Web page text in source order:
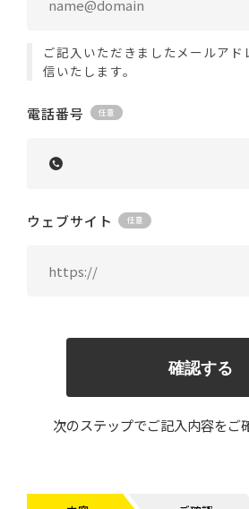
ご記入いただきましたメールアド
信いたします。
電話番号
ウェブサイト
確認する
次のステップでご記入内容をご